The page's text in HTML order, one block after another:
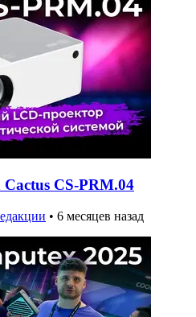
CS-PRM.04
• 6 месяцев назад